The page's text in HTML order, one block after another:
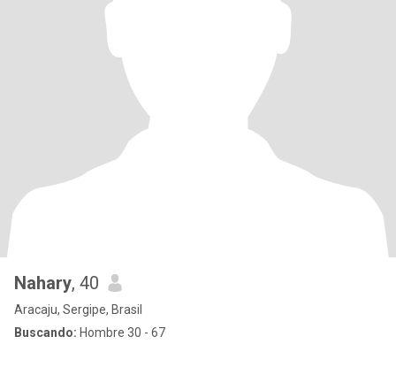
Nahary, 40
Aracaju, Sergipe, Brasil
Buscando: Hombre 30 - 67